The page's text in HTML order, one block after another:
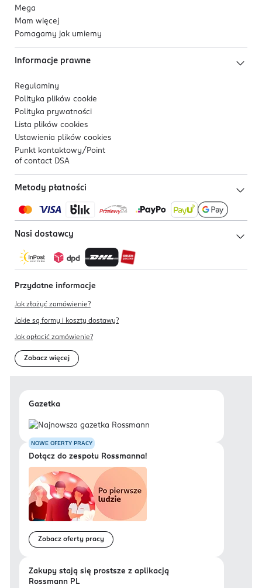
Mega
Mam więcej
Pomagamy jak umiemy
Informacje prawne
Regulaminy
Polityka plików cookie
Polityka prywatności
Lista plików cookies
Ustawienia plików cookies
Punkt kontaktowy/ Point
of contact DSA
Metody płatności
Nasi dostawcy
Przydatne informacje
Jak złożyć zamówienie?
Jakie są formy i koszty dostawy?
Jak opłacić zamówienie?
Zobacz więcej
Gazetka
NOWE OFERTY PRACY
Dołącz do zespołu Rossmanna!
Zobacz oferty pracy
Zakupy stają się prostsze z aplikacją
Rossmann PL